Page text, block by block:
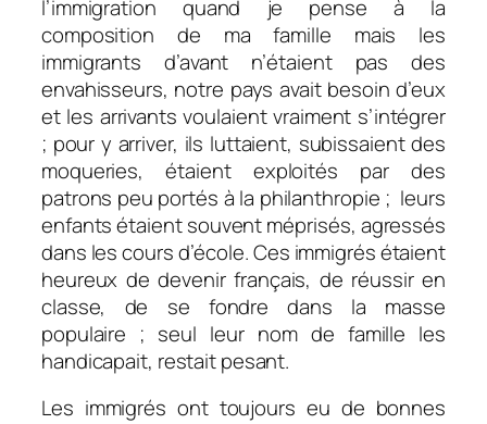
l’immigration quand je pense à la
composition de ma famille mais les
immigrants d’avant n’étaient pas des
envahisseurs, notre pays avait besoin d’eux
et les arrivants voulaient vraiment s’intégrer
; pour y arriver, ils luttaient, subissaient des
moqueries, étaient exploités par des
patrons peu portés à la philanthropie ; leurs
enfants étaient souvent méprisés, agressés
dans les cours d’école. Ces immigrés étaient
heureux de devenir français, de réussir en
classe, de se fondre dans la masse
populaire ; seul leur nom de famille les
handicapait, restait pesant.
Les immigrés ont toujours eu de bonnes